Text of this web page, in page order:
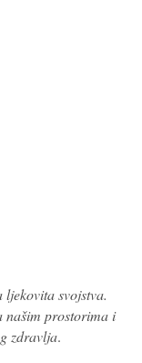
svojstva.
našim prostorima i
zdravlja.